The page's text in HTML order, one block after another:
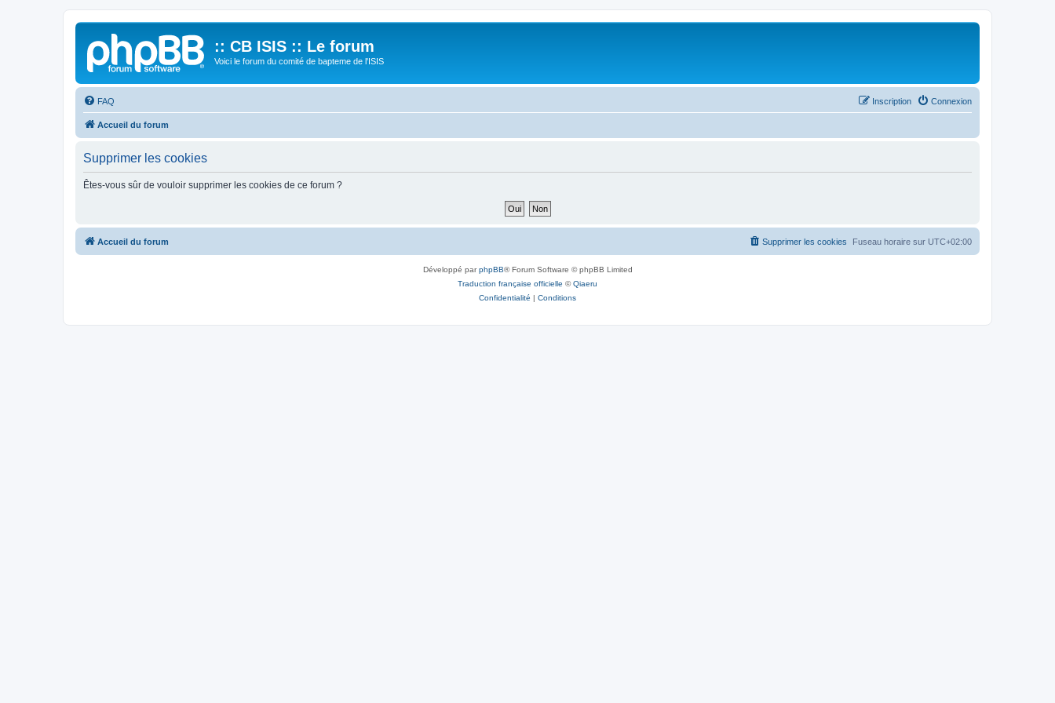
:: CB ISIS :: Le forum
Voici le forum du comité de bapteme de l'ISIS
FAQ Connexion
Inscription
Accueil du forum
Supprimer les cookies
Êtes-vous sûr de vouloir supprimer les cookies de ce forum ?
Accueil du forum Fuseau horaire sur UTC+02:00
Supprimer les cookies
Développé parphpBB® Forum Software © phpBB Limited
Traduction française officielle ©Qiaeru
Confidentialité | Conditions